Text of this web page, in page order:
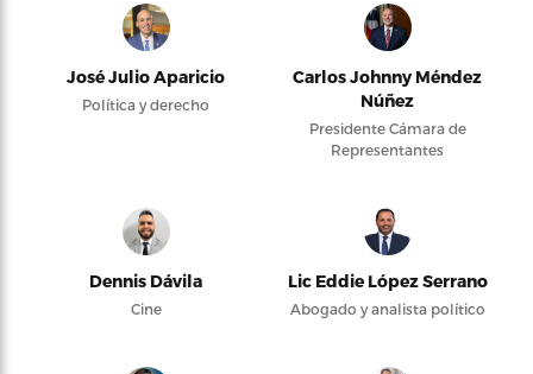
José Julio Aparicio
Política y derecho
Carlos Johnny Méndez
Núñez
Presidente Cámara de
Representantes
Dennis Dávila
Cine
Lic Eddie López Serrano
Abogado y analista político